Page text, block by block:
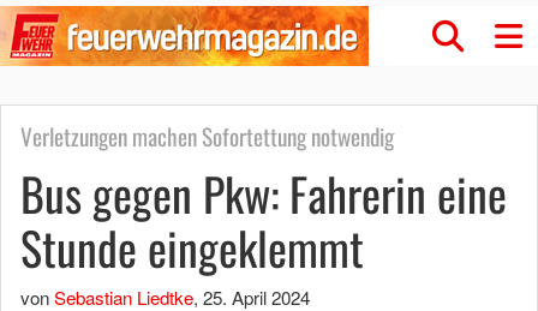
Verletzungen machen Sofortettung notwendig
Bus gegen Pkw: Fahrerin eine
Stunde eingeklemmt
vonSebastian Liedtke, 25. April 2024